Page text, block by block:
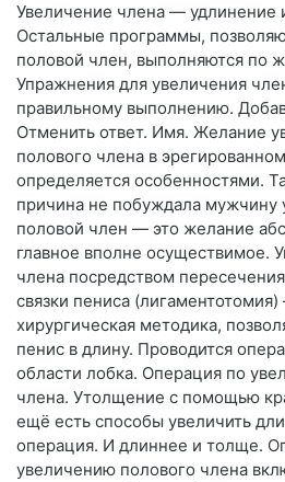
Увеличение члена — удлинение
Остальные программы,
половой член, выполняются по
Упражнения для увеличения
правильному выполнению.
Отменить ответ. Имя. Желание
полового члена в
определяется особенностями.
причина не побуждала мужчину
половой член — это желание
главное вполне осуществимое.
члена посредством
связки пениса
хирургическая методика,
пенис в длину. Проводится
области лобка. Операция по
члена. Утолщение с помощью
ещё есть способы увеличить
операция. И длиннее и толще.
увеличению полового члена